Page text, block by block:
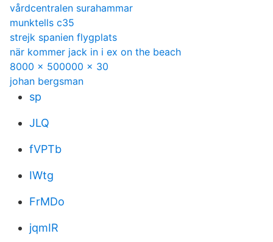
vårdcentralen surahammar
munktells c35
strejk spanien flygplats
när kommer jack in i ex on the beach
8000 x 500000 x 30
johan bergsman
sp
JLQ
fVPTb
IWtg
FrMDo
jqmIR